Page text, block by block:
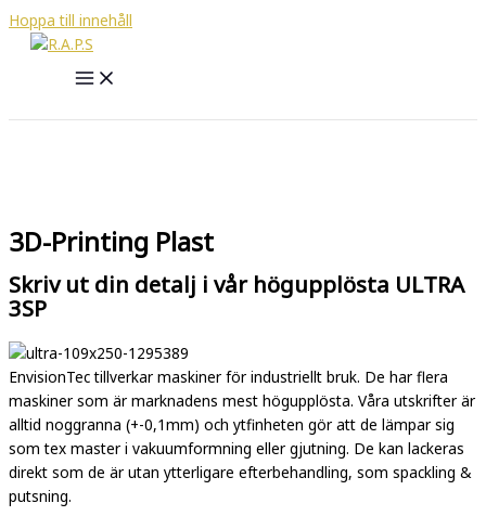
Hoppa till innehåll
3D-Printing Plast
Skriv ut din detalj i vår högupplösta ULTRA
3SP
EnvisionTec tillverkar maskiner för industriellt bruk. De har flera
maskiner som är marknadens mest högupplösta. Våra utskrifter är
alltid noggranna (+-0,1mm) och ytfinheten gör att de lämpar sig
som tex master i vakuumformning eller gjutning. De kan lackeras
direkt som de är utan ytterligare efterbehandling, som spackling &
putsning.